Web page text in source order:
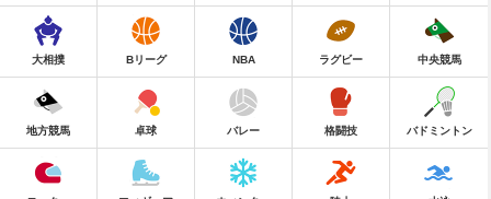
大相撲 Bリーグ NBA ラグビー 中央競馬
地方競馬 卓球 バレー 格闘技 バドミントン